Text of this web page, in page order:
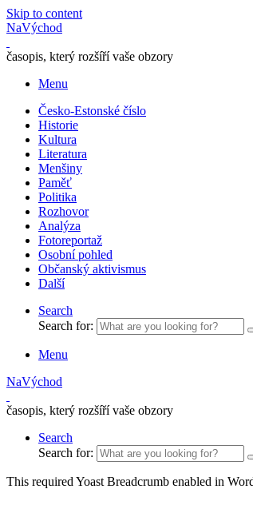
Skip to content
NaVýchod
časopis, který rozšíří vaše obzory
Menu
Česko-Estonské číslo
Historie
Kultura
Literatura
Menšiny
Paměť
Politika
Rozhovor
Analýza
Fotoreportaž
Osobní pohled
Občanský aktivismus
Další
Search
Search for:
Menu
NaVýchod
časopis, který rozšíří vaše obzory
Search
Search for:
This required Yoast Breadcrumb enabled in